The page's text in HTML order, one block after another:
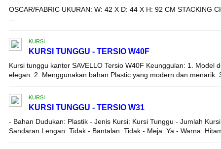
OSCAR/FABRIC UKURAN: W: 42 X D: 44 X H: 92 CM STACKING
KURSI
KURSI TUNGGU - TERSIO W40F
Kursi tunggu kantor SAVELLO Tersio W40F Keunggulan: 1. Model
elegan. 2. Menggunakan bahan Plastic yang modern dan menarik.
KURSI
KURSI TUNGGU - TERSIO W31
- Bahan Dudukan: Plastik - Jenis Kursi: Kursi Tunggu - Jumlah
Sandaran Lengan: Tidak - Bantalan: Tidak - Meja: Ya - Warna: